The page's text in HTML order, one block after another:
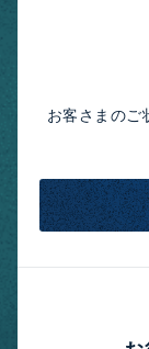
お客さまのご